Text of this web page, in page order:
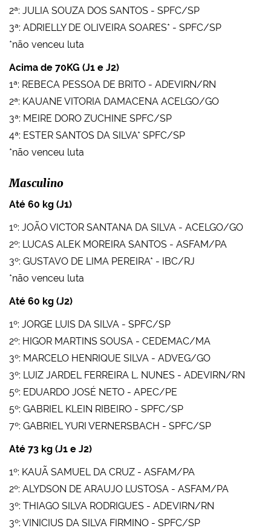
2ª: JULIA SOUZA DOS SANTOS - SPFC/SP
3ª: ADRIELLY DE OLIVEIRA SOARES* - SPFC/SP
*não venceu luta
Acima de 70KG (J1 e J2)
1ª: REBECA PESSOA DE BRITO - ADEVIRN/RN
2ª: KAUANE VITORIA DAMACENA ACELGO/GO
3ª: MEIRE DORO ZUCHINE SPFC/SP
4ª: ESTER SANTOS DA SILVA* SPFC/SP
*não venceu luta
Masculino
Até 60 kg (J1)
1º: JOÃO VICTOR SANTANA DA SILVA - ACELGO/GO
2º: LUCAS ALEK MOREIRA SANTOS - ASFAM/PA
3º: GUSTAVO DE LIMA PEREIRA* - IBC/RJ
*não venceu luta
Até 60 kg (J2)
1º: JORGE LUIS DA SILVA - SPFC/SP
2º: HIGOR MARTINS SOUSA - CEDEMAC/MA
3º: MARCELO HENRIQUE SILVA - ADVEG/GO
3º: LUIZ JARDEL FERREIRA L. NUNES - ADEVIRN/RN
5º: EDUARDO JOSÉ NETO - APEC/PE
5º: GABRIEL KLEIN RIBEIRO - SPFC/SP
7º: GABRIEL YURI VERNERSBACH - SPFC/SP
Até 73 kg (J1 e J2)
1º: KAUÃ SAMUEL DA CRUZ - ASFAM/PA
2º: ALYDSON DE ARAUJO LUSTOSA - ASFAM/PA
3º: THIAGO SILVA RODRIGUES - ADEVIRN/RN
3º: VINICIUS DA SILVA FIRMINO - SPFC/SP